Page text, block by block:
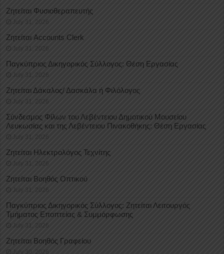
Ζητείται Φυσιοθεραπευτής
July 31, 2026
Ζητείται Accounts Clerk
July 31, 2026
Παγκύπριος Δικηγορικός Σύλλογος: Θέση Εργασίας
July 31, 2026
Ζητείται Δάκαλος/ Δασκάλα ή Φιλόλογος
July 31, 2026
Σύνδεσμος Φίλων του Λεβέντειου Δημοτικού Μουσείου
Λευκωσίας και της Λεβέντειου Πινακοθήκης: Θέση Εργασίας
July 31, 2026
Ζητείται Ηλεκτρολόγος Τεχνίτης
July 31, 2026
Ζητείται Βοηθός Οπτικού
July 31, 2026
Παγκύπριος Δικηγορικός Σύλλογος: Ζητείται Λειτουργός
Τμήματος Εποπτείας & Συμμόρφωσης
July 31, 2026
Ζητείται Βοηθός Γραφείου
July 30, 2026